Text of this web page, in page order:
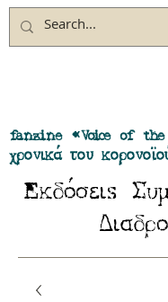
fanzine «Voice of the
χρονικά του
Eκδόσειs Σ
Δ